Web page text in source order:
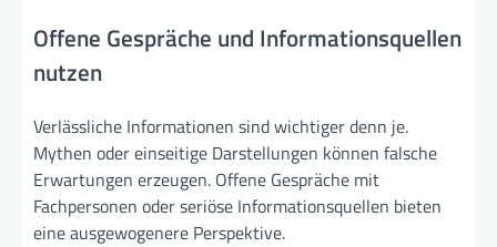
Offene Gespräche und Informationsquellen
nutzen
Verlässliche Informationen sind wichtiger denn je.
Mythen oder einseitige Darstellungen können falsche
Erwartungen erzeugen. Offene Gespräche mit
Fachpersonen oder seriöse Informationsquellen bieten
eine ausgewogenere Perspektive.